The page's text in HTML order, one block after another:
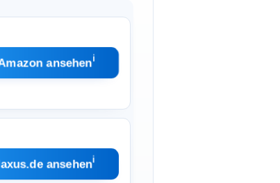
ansehenℹ︎
ansehenℹ︎